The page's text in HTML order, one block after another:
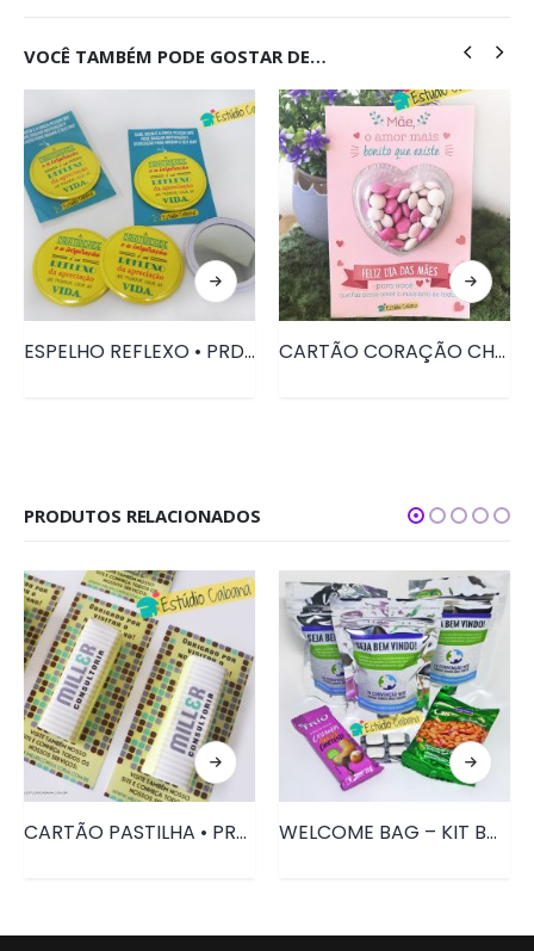
VOCÊ TAMBÉM PODE GOSTAR DE…
ESPELHO REFLEXO • PRD033 CARTÃO CORAÇÃO CHOCOLATE DIA DAS MÃES • PRD041
PRODUTOS RELACIONADOS
CARTÃO PASTILHA • PRD080 WELCOME BAG – KIT BOAS VINDAS • PRD092